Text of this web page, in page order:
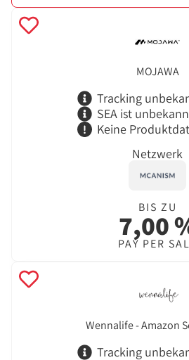
MOJAWA
Tracking
SEA ist
Keine
Netzwerk
BIS ZU
7,00
PAY PER
Wennalife - Amazon
Tracking